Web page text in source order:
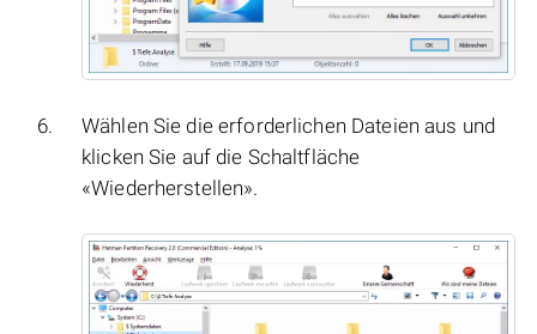
Wählen Sie die erforderlichen Dateien aus und
klicken Sie auf die Schaltfläche
«Wiederherstellen».